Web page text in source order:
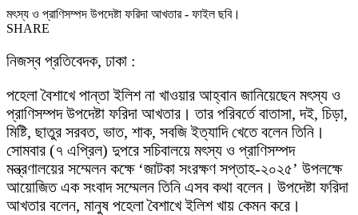
মৎস্য ও প্রাণিসম্পদ উপদেষ্টা ফরিদা আখতার - ফাইল ছবি।
SHARE
নিজস্ব প্রতিবেদক, ঢাকা :
পহেলা বৈশাখে পান্তা ইলিশ না খাওয়ার আহ্বান জানিয়েছেন মৎস্য ও
প্রাণিসম্পদ উপদেষ্টা ফরিদা আখতার। তার পরিবর্তে বাতাসা, দই, চিড়া,
মিষ্টি, ছাতুর সরবত, ভাত, শাক, সবজি ইত্যাদি খেতে বলেন তিনি।
সোমবার (৭ এপ্রিল) দুপরে সচিবালয়ে মৎস্য ও প্রাণিসম্পদ
মন্ত্রণালয়ের সম্মেলন কক্ষে ‘জাটকা সংরক্ষণ সপ্তাহ-২০২৫’ উপলক্ষে
আয়োজিত এক সংবাদ সম্মেলন তিনি এসব কথা বলেন। উপদেষ্টা ফরিদা
আখতার বলেন, মানুষ পহেলা বৈশাখে ইলিশ খায় কেমন করে।